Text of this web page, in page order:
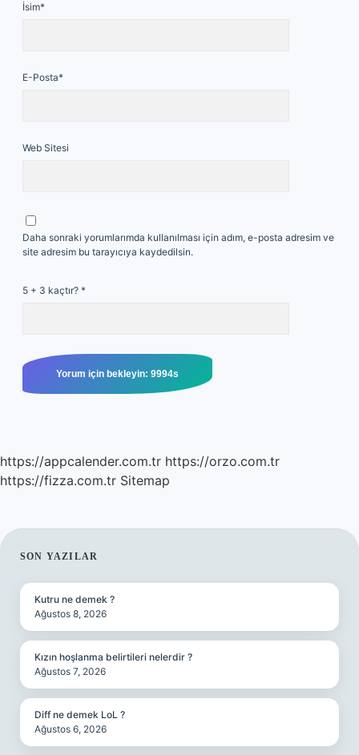
İsim*
E-Posta*
Web Sitesi
Daha sonraki yorumlarımda kullanılması için adım, e-posta adresim ve
site adresim bu tarayıcıya kaydedilsin.
5 + 3 kaçtır? *
https://appcalender.com.tr https://orzo.com.tr
https://fizza.com.tr Sitemap
SIDEBAR
SON YAZILAR
Kutru ne demek ?
Ağustos 8, 2026
Kızın hoşlanma belirtileri nelerdir ?
Ağustos 7, 2026
Diff ne demek LoL ?
Ağustos 6, 2026